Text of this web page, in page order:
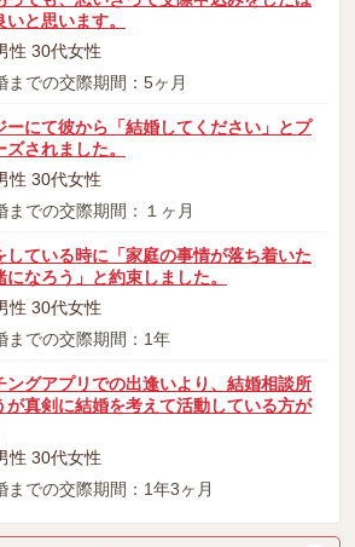
いと思います。
性 30代女性
までの交際期間：5ヶ月
ーにて彼から「結婚してください」とプ
ズされました。
性 30代女性
までの交際期間：１ヶ月
している時に「家庭の事情が落ち着いた
になろう」と約束しました。
性 30代女性
までの交際期間：1年
ングアプリでの出逢いより、結婚相談所
が真剣に結婚を考えて活動している方が
性 30代女性
までの交際期間：1年3ヶ月